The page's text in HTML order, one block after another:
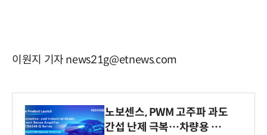
이원지 기자 news21g@etnews.com
노보센스, PWM 고주파 과도
간섭 난제 극복…차량용 전